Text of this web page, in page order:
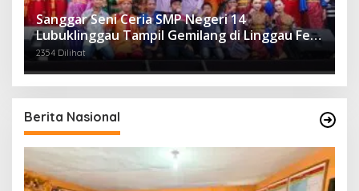
Sanggar Seni Ceria SMP Negeri 14
Lubuklinggau Tampil Gemilang di Linggau Fest
2025
2354 Dilihat
Berita Nasional